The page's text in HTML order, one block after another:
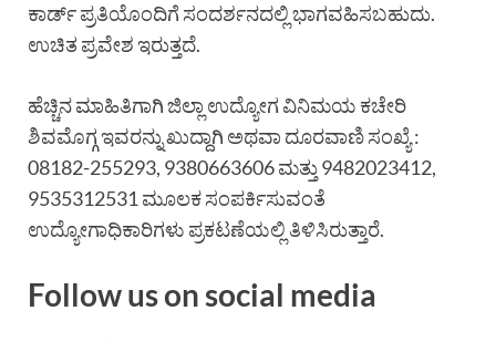
ಕಾರ್ಡ್ ಪ್ರತಿಯೊಂದಿಗೆ ಸಂದರ್ಶನದಲ್ಲಿ ಭಾಗವಹಿಸಬಹುದು.
ಉಚಿತ ಪ್ರವೇಶ ಇರುತ್ತದೆ.
ಹೆಚ್ಚಿನ ಮಾಹಿತಿಗಾಗಿ ಜಿಲ್ಲಾ ಉದ್ಯೋಗ ವಿನಿಮಯ ಕಚೇರಿ
ಶಿವಮೊಗ್ಗ ಇವರನ್ನು ಖುದ್ದಾಗಿ ಅಥವಾ ದೂರವಾಣಿ ಸಂಖ್ಯೆ :
08182-255293, 9380663606 ಮತ್ತು 9482023412,
9535312531 ಮೂಲಕ ಸಂಪರ್ಕಿಸುವಂತೆ
ಉದ್ಯೋಗಾಧಿಕಾರಿಗಳು ಪ್ರಕಟಣೆಯಲ್ಲಿ ತಿಳಿಸಿರುತ್ತಾರೆ.
Follow us on social media